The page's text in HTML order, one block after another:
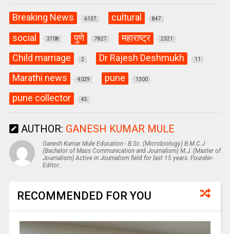
Breaking News 6137 cultural 847
social 3708 पुणे 7827 महाराष्ट्र 2321
Child marriage 2 Dr Rajesh Deshmukh 11
Marathi news 4029 pune 1300
pune collector 45
AUTHOR: GANESH KUMAR MULE
Ganesh Kumar Mule Education - B.Sc. (Microbiology) B.M.C.J
(Bachelor of Mass Communication and Journalism) M.J. (Master of
Journalism) Active in Journalism field for last 15 years. Founder-
Editor...
RECOMMENDED FOR YOU